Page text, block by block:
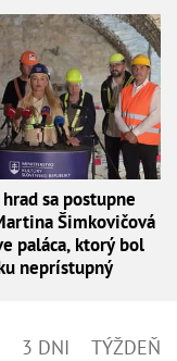
sa postupne
Šimkovičová
paláca, ktorý bol
neprístupný
3 DNI TÝŽDEŇ